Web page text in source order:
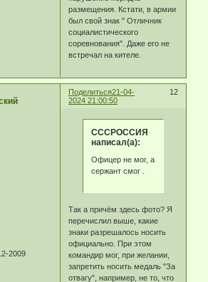
размещения. Кстати, в армии
был свой знак " Отличник
социалистического
соревнования". Даже его не
встречал на кителе.
Поделиться 12
21-04-
2024 21:00:50
2009
СССРОССИЯ
написал(а):
Офицер не мог, а
сержант смог .
Так а причём здесь фото? Я
перечислил выше, какие
знаки разрешалось носить
официально. При этом
командир мог, при желании,
запретить носить медаль "За
отвагу", например, не то, что